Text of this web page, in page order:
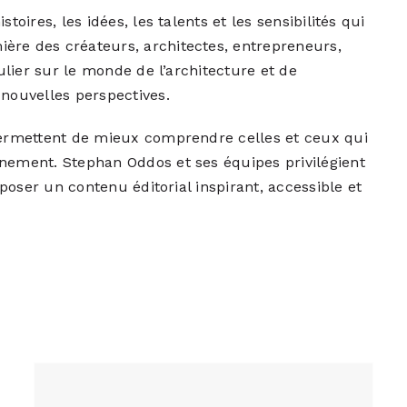
les idées, les talents et les sensibilités qui
des créateurs, architectes, entrepreneurs,
sur le monde de l’architecture et de
perspectives.
de mieux comprendre celles et ceux qui
Stephan Oddos et ses équipes privilégient
un contenu éditorial inspirant, accessible et